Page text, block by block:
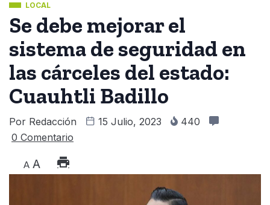
LOCAL
Se debe mejorar el
sistema de seguridad en
las cárceles del estado:
Cuauhtli Badillo
Por Redacción 15 Julio, 2023
440
0 Comentario
A A